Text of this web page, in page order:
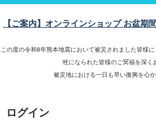
【ご案内】オンラインショップ お盆期
この度の令和8年熊本地震において被災されました皆様
牲になられた皆様のご冥福を深く
被災地における一日も早い復興を心か
ログイン